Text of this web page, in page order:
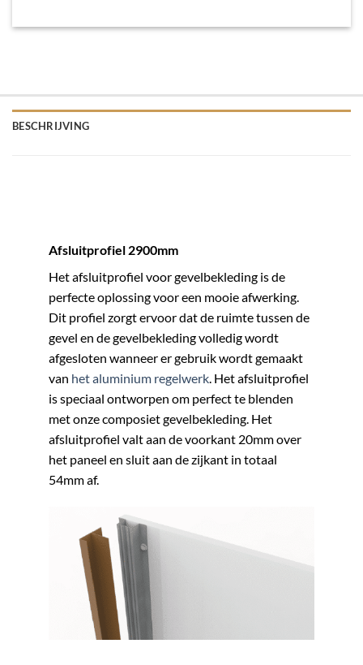
BESCHRIJVING
Afsluitprofiel 2900mm
Het afsluitprofiel voor gevelbekleding is de
perfecte oplossing voor een mooie afwerking.
Dit profiel zorgt ervoor dat de ruimte tussen de
gevel en de gevelbekleding volledig wordt
afgesloten wanneer er gebruik wordt gemaakt
van het aluminium regelwerk. Het afsluitprofiel
is speciaal ontworpen om perfect te blenden
met onze composiet gevelbekleding. Het
afsluitprofiel valt aan de voorkant 20mm over
het paneel en sluit aan de zijkant in totaal
54mm af.